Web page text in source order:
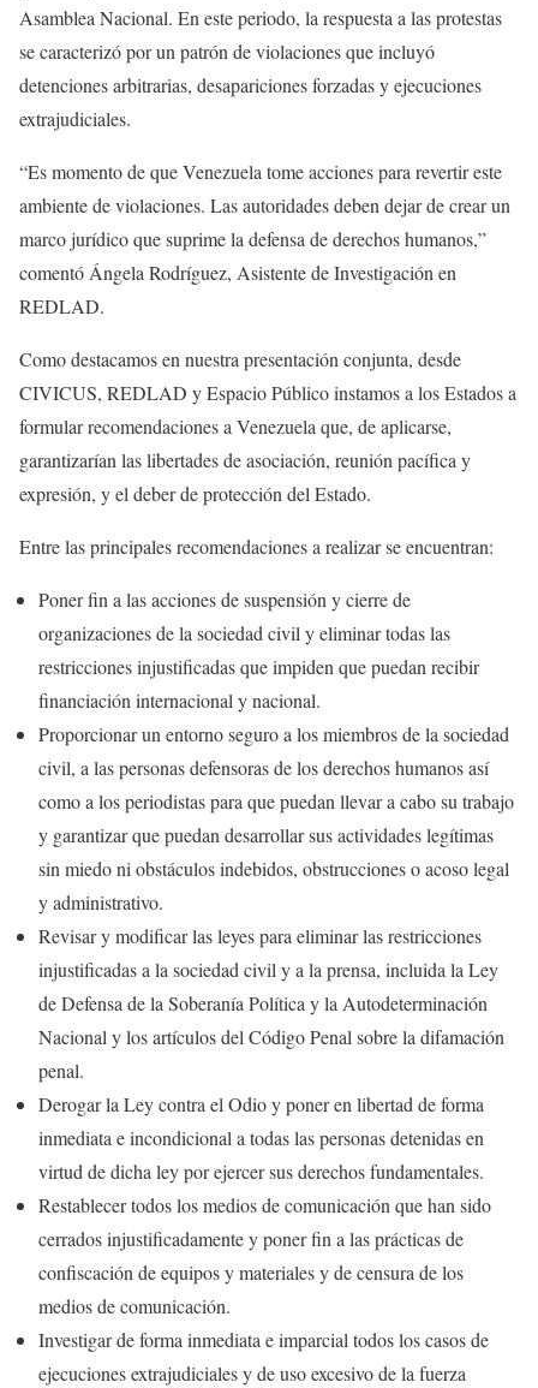
Asamblea Nacional. En este periodo, la respuesta a las protestas
se caracterizó por un patrón de violaciones que incluyó
detenciones arbitrarias, desapariciones forzadas y ejecuciones
extrajudiciales.
“Es momento de que Venezuela tome acciones para revertir este
ambiente de violaciones. Las autoridades deben dejar de crear un
marco jurídico que suprime la defensa de derechos humanos,”
comentó Ángela Rodríguez, Asistente de Investigación en
REDLAD.
Como destacamos en nuestra presentación conjunta, desde
CIVICUS, REDLAD y Espacio Público instamos a los Estados a
formular recomendaciones a Venezuela que, de aplicarse,
garantizarían las libertades de asociación, reunión pacífica y
expresión, y el deber de protección del Estado.
Entre las principales recomendaciones a realizar se encuentran:
Poner fin a las acciones de suspensión y cierre de
organizaciones de la sociedad civil y eliminar todas las
restricciones injustificadas que impiden que puedan recibir
financiación internacional y nacional.
Proporcionar un entorno seguro a los miembros de la sociedad
civil, a las personas defensoras de los derechos humanos así
como a los periodistas para que puedan llevar a cabo su trabajo
y garantizar que puedan desarrollar sus actividades legítimas
sin miedo ni obstáculos indebidos, obstrucciones o acoso legal
y administrativo.
Revisar y modificar las leyes para eliminar las restricciones
injustificadas a la sociedad civil y a la prensa, incluida la Ley
de Defensa de la Soberanía Política y la Autodeterminación
Nacional y los artículos del Código Penal sobre la difamación
penal.
Derogar la Ley contra el Odio y poner en libertad de forma
inmediata e incondicional a todas las personas detenidas en
virtud de dicha ley por ejercer sus derechos fundamentales.
Restablecer todos los medios de comunicación que han sido
cerrados injustificadamente y poner fin a las prácticas de
confiscación de equipos y materiales y de censura de los
medios de comunicación.
Investigar de forma inmediata e imparcial todos los casos de
ejecuciones extrajudiciales y de uso excesivo de la fuerza